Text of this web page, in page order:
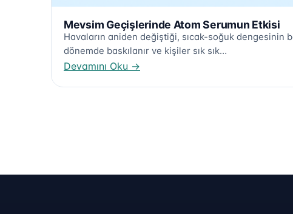
Mevsim Geçişlerinde Atom Serumun Etkisi
Havaların aniden değiştiği, sıcak-soğuk dengesinin
dönemde baskılanır ve kişiler sık sık…
Devamını Oku →